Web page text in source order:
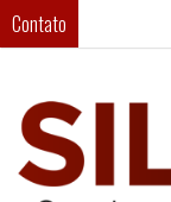
Contato